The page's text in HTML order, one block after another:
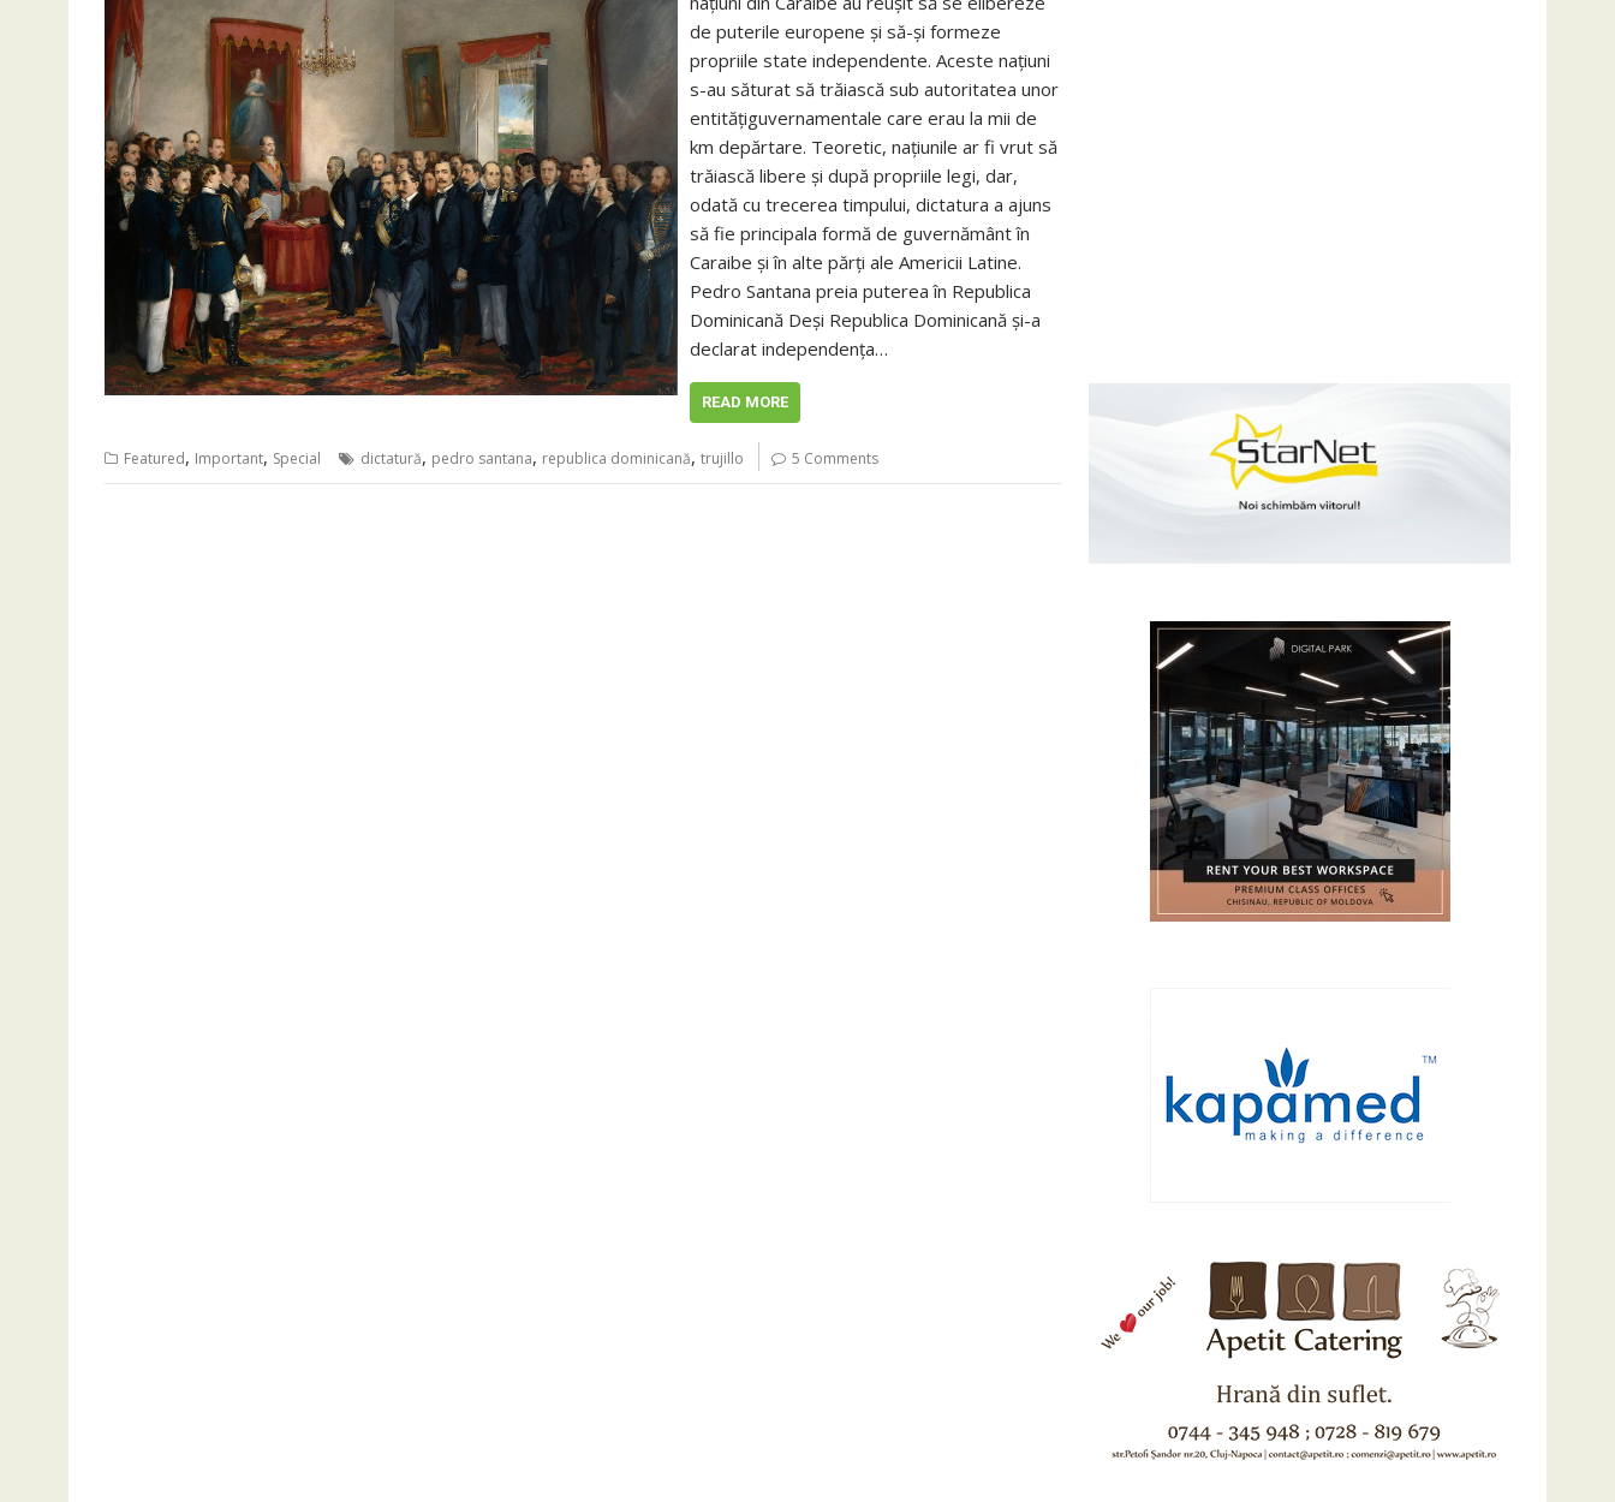
de puterile europene și să-și formeze
propriile state independente. Aceste națiuni
s-au săturat să trăiască sub autoritatea unor
entitățiguvernamentale care erau la mii de
km depărtare. Teoretic, națiunile ar fi vrut să
trăiască libere și după propriile legi, dar,
odată cu trecerea timpului, dictatura a ajuns
să fie principala formă de guvernământ în
Caraibe și în alte părți ale Americii Latine.
Pedro Santana preia puterea în Republica
Dominicană Deși Republica Dominicană și-a
declarat independența…
READ MORE
Featured, Important, Special dictatură, pedro santana, republica dominicană, trujillo 5 Comments